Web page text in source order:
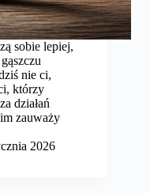
sobie lepiej,
nie ci,
którzy
działań
zauważy
2026